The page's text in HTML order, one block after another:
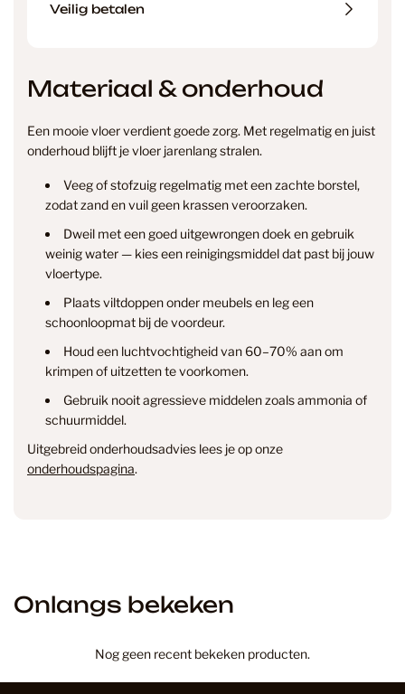
Veilig betalen
Materiaal & onderhoud
Een mooie vloer verdient goede zorg. Met regelmatig en juist
onderhoud blijft je vloer jarenlang stralen.
Veeg of stofzuig regelmatig met een zachte borstel,
zodat zand en vuil geen krassen veroorzaken.
Dweil met een goed uitgewrongen doek en gebruik
weinig water — kies een reinigingsmiddel dat past bij jouw
vloertype.
Plaats viltdoppen onder meubels en leg een
schoonloopmat bij de voordeur.
Houd een luchtvochtigheid van 60–70% aan om
krimpen of uitzetten te voorkomen.
Gebruik nooit agressieve middelen zoals ammonia of
schuurmiddel.
Uitgebreid onderhoudsadvies lees je op onze
onderhoudspagina.
info@smantvloeren.nl
Verzending & levertijd
Retourneren
& annuleren
Onlangs bekeken
Nog geen recent bekeken producten.